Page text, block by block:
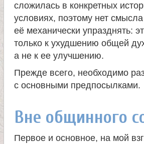
л
я
П
сложилась в конкретных
условиях, поэтому нет смысла
её механически упразднять:
только к ухудшению общей
а не к ее улучшению.
Прежде всего, необходимо
с основными предпосылками.
Вне общинного
Первое и основное, на мой